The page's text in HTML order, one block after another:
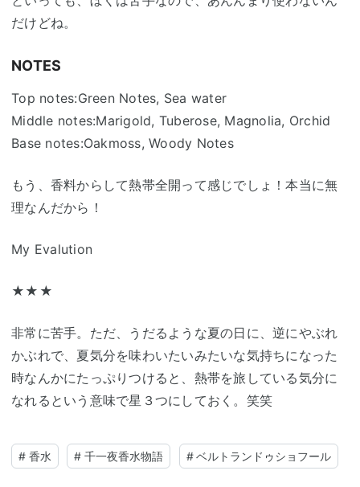
だけどね。
NOTES
Top notes:Green Notes, Sea water
Middle notes:Marigold, Tuberose, Magnolia, Orchid
Base notes:Oakmoss, Woody Notes
もう、香料からして熱帯全開って感じでしょ！本当に無
理なんだから！
My Evalution
★★★
非常に苦手。ただ、うだるような夏の日に、逆にやぶれ
かぶれで、夏気分を味わいたいみたいな気持ちになった
時なんかにたっぷりつけると、熱帯を旅している気分に
なれるという意味で星３つにしておく。笑笑
# 香水 # 千一夜香水物語 # ベルトランドゥショフール